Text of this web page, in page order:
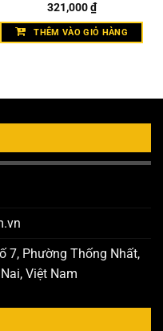
321,000₫
THÊM VÀO GIỎ HÀNG
7, Phường Thống Nhất,
Việt Nam